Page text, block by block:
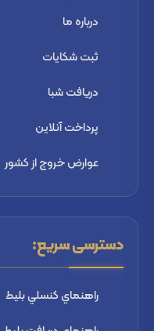
درباره ما
ثبت شكايات
دریافت شبا
پرداخت آنلاین
عوارض خروج از کشور
دسترسی سریع:
راهنماي كنسلي بليط